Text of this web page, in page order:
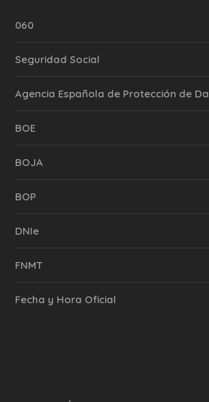
060
Seguridad Social
Agencia Española de Protección de
BOE
BOJA
BOP
DNIe
FNMT
Fecha y Hora Oficial